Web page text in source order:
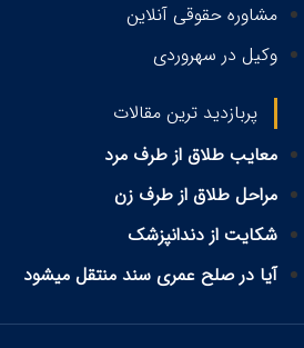
مشاوره حقوقی آنلاین
وکیل در سهروردی
پربازدید ترین مقالات
معایب طلاق از طرف مرد
مراحل طلاق از طرف زن
شکایت از دندانپزشک
آیا در صلح عمری سند منتقل میشود